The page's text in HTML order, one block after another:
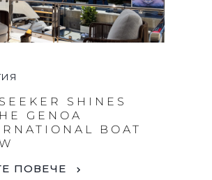
SHINES
GENOA
BOAT
ПОВЕЧЕ